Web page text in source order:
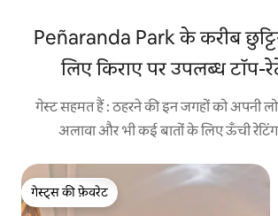
Peñaranda Park के करीब
लिए किराए पर उपलब्ध टॉप-
गेस्ट सहमत हैं : ठहरने की इन जगहों को अपनी
अलावा और भी कई बातों के लिए ऊँची रेटिंग
गेस्ट्स की फ़ेवरेट
गेस्ट्स की फ़ेवरेट